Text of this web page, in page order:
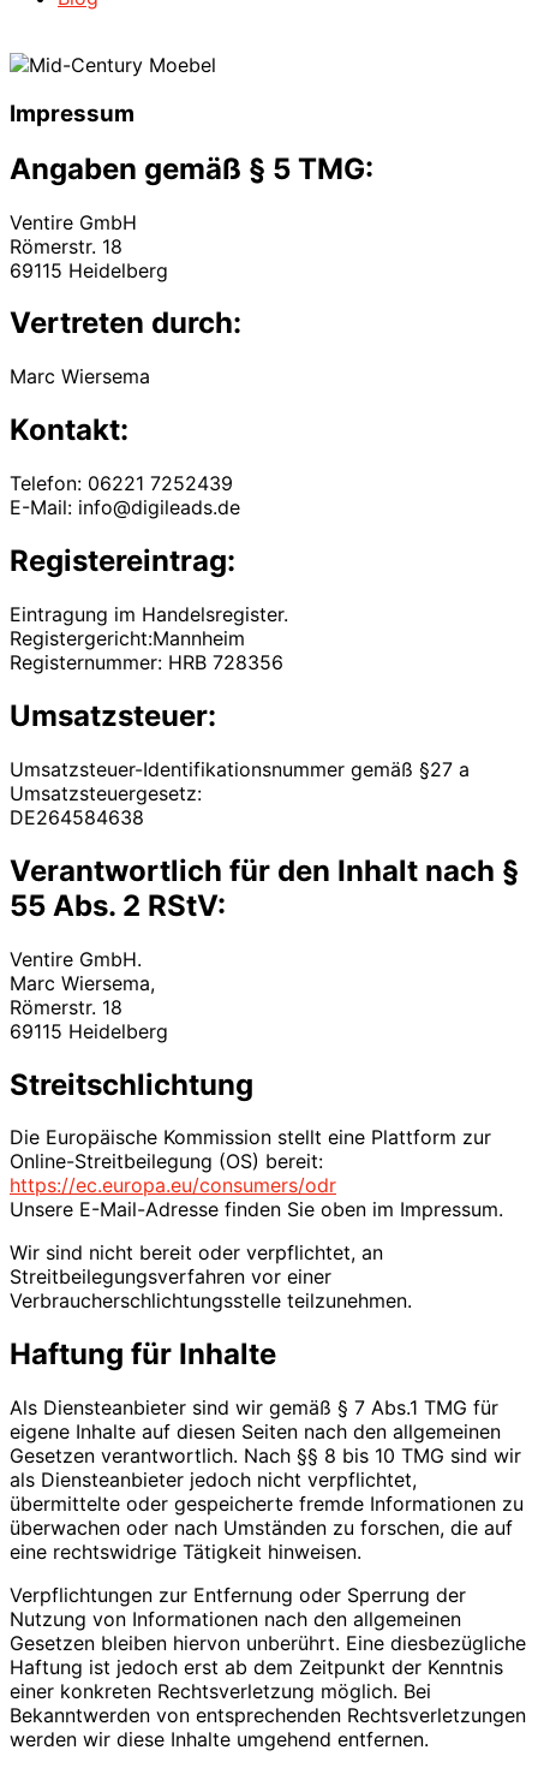
Impressum
Angaben gemäß § 5 TMG:
Ventire GmbH
Römerstr. 18
69115 Heidelberg
Vertreten durch:
Marc Wiersema
Kontakt:
Telefon: 06221 7252439
E-Mail: info@digileads.de
Registereintrag:
Eintragung im Handelsregister.
Registergericht:Mannheim
Registernummer: HRB 728356
Umsatzsteuer:
Umsatzsteuer-Identifikationsnummer gemäß §27 a
Umsatzsteuergesetz:
DE264584638
Verantwortlich für den Inhalt nach §
55 Abs. 2 RStV:
Ventire GmbH.
Marc Wiersema,
Römerstr. 18
69115 Heidelberg
Streitschlichtung
Die Europäische Kommission stellt eine Plattform zur
Online-Streitbeilegung (OS) bereit:
https://ec.europa.eu/consumers/odr
Unsere E-Mail-Adresse finden Sie oben im Impressum.
Wir sind nicht bereit oder verpflichtet, an
Streitbeilegungsverfahren vor einer
Verbraucherschlichtungsstelle teilzunehmen.
Haftung für Inhalte
Als Diensteanbieter sind wir gemäß § 7 Abs.1 TMG für
eigene Inhalte auf diesen Seiten nach den allgemeinen
Gesetzen verantwortlich. Nach §§ 8 bis 10 TMG sind wir
als Diensteanbieter jedoch nicht verpflichtet,
übermittelte oder gespeicherte fremde Informationen zu
überwachen oder nach Umständen zu forschen, die auf
eine rechtswidrige Tätigkeit hinweisen.
Verpflichtungen zur Entfernung oder Sperrung der
Nutzung von Informationen nach den allgemeinen
Gesetzen bleiben hiervon unberührt. Eine diesbezügliche
Haftung ist jedoch erst ab dem Zeitpunkt der Kenntnis
einer konkreten Rechtsverletzung möglich. Bei
Bekanntwerden von entsprechenden Rechtsverletzungen
werden wir diese Inhalte umgehend entfernen.